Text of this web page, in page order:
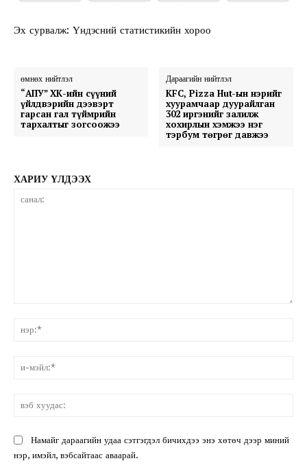
Эх сурвалж: Үндэсний статистикийн хороо
өмнөх нийтлэл
“АПУ” ХК-ийн сүүний
үйлдвэрийн дээвэрт
гарсан гал түймрийн
тархалтыг зогсоожээ
Дараагийн нийтлэл
KFC, Pizza Hut-ын нэрийг
хуурамчаар дуурайлган
302 иргэнийг залилж
хохирлын хэмжээ нэг
тэрбум төгрөг давжээ
ХАРИУ ҮЛДЭЭХ
Намайг дараагийн удаа сэтгэгдэл бичихдээ энэ хөтөч дээр миний
нэр, имэйл, вэбсайтаас аваарай.